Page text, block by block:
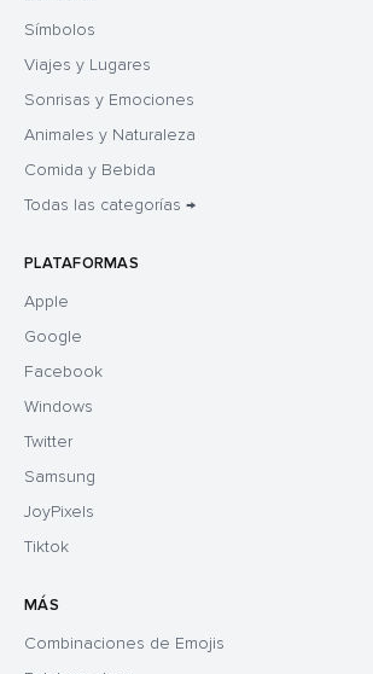
Símbolos
Viajes y Lugares
Sonrisas y Emociones
Animales y Naturaleza
Comida y Bebida
Todas las categorías →
PLATAFORMAS
Apple
Google
Facebook
Windows
Twitter
Samsung
JoyPixels
Tiktok
MÁS
Combinaciones de Emojis